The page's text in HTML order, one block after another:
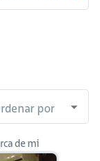
por
de mi